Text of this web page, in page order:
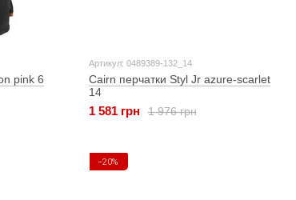
pink 6
Артикул: 0489389-132_14
Cairn перчатки Styl Jr azure-scarlet
14
1 976 грн
1 581 грн
−20%